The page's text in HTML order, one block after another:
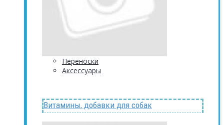
Переноски
Аксессуары
Витамины, добавки для собак